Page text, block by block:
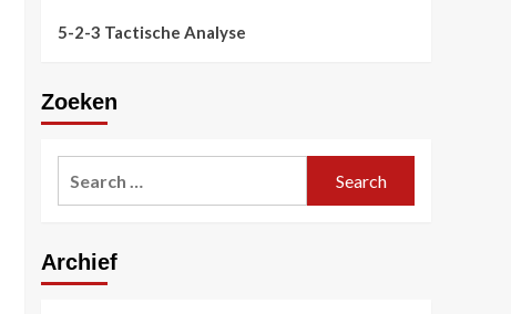
5-2-3 Tactische Analyse
Zoeken
Archief